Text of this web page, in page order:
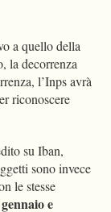
a quello della
la decorrenza
l’Inps avrà
riconoscere
su Iban,
sono invece
le stesse
e